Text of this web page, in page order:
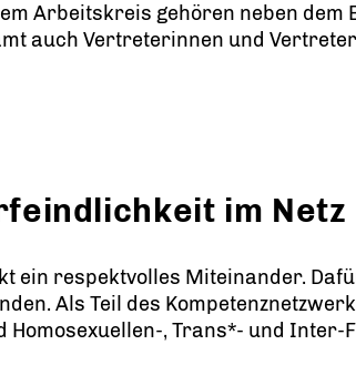
Arbeitskreis gehören neben dem
auch Vertreterinnen und
im Netz
ein respektvolles Miteinander.
Als Teil des
, Trans*- und